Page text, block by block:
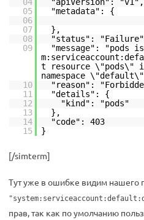
05
"metadata": {
06
07
},
08
"status":
09
"message": "pods
t resource \"pods\"
namespace
10
"reason":
11
"details": {
12
"kind": "pods"
13
},
14
"code": 403
15
}
[/simterm]
Тут уже в ошибке видим нашего
прав, так как по умолчанию